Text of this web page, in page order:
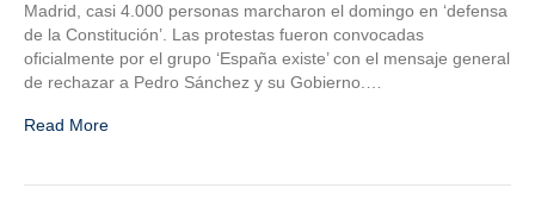
Madrid, casi 4.000 personas marcharon el domingo en ‘defensa
de la Constitución’. Las protestas fueron convocadas
oficialmente por el grupo ‘España existe’ con el mensaje general
de rechazar a Pedro Sánchez y su Gobierno.…
Read More